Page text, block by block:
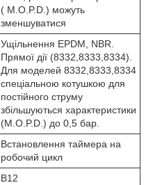
( M.O.P.D.) можуть
зменшуватися
Ущільнення EPDM, NBR.
Прямої дії (8332,8333,8334).
Для моделей 8332,8333,8334
спеціальною котушкою для
постійного струму
збільшуються характеристики
(M.O.P.D.) до 0,5 бар.
Встановлення таймера на
робочий цикл
В12